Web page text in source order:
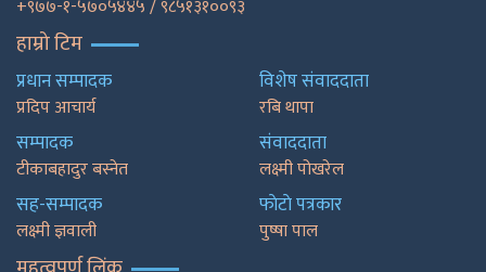
+९७७-१-५७०५४४५ / ९८५१३१००९३
हाम्रो टिम
प्रधान सम्पादक
प्रदिप आचार्य
सम्पादक
टीकाबहादुर बस्नेत
सह-सम्पादक
लक्ष्मी ज्ञवाली
विशेष संवाददाता
रबि थापा
संवाददाता
लक्ष्मी पोखरेल
फाेटाे पत्रकार
पुष्षा पाल